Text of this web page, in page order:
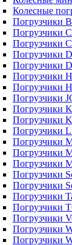
Колесные
Погрузчики
Погрузчики
Погрузчики
Погрузчики
Погрузчики
Погрузчики
Погрузчики
Погрузчики
Погрузчики
Погрузчики
Погрузчики
Погрузчики
Погрузчики
Погрузчики
Погрузчики
Погрузчики
Погрузчики
Погрузчики
Погрузчики
Погрузчики
Погрузчики